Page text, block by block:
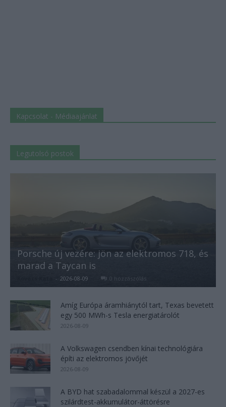
Kapcsolat - Médiaajánlat
Legutolsó postok
Porsche új vezére: jön az elektromos 718, és
marad a Taycan is
- 2026-08-09 0 hozzászólás
Amíg Európa áramhiánytól tart, Texas bevetett
egy 500 MWh-s Tesla energiatárolót
2026-08-09
A Volkswagen csendben kínai technológiára
építi az elektromos jövőjét
2026-08-09
A BYD hat szabadalommal készül a 2027-es
szilárdtest-akkumulátor-áttörésre